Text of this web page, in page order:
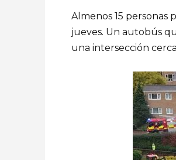
Almenos 15 personas
jueves. Un autobús
una intersección